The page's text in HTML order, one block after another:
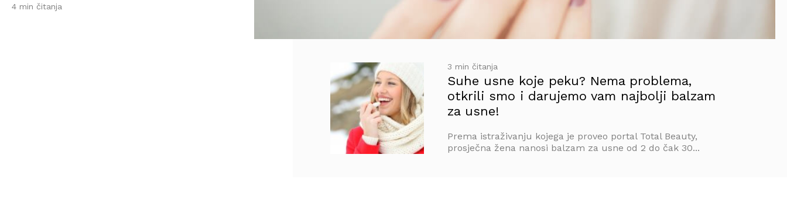
4 min čitanja
3 min čitanja
Suhe usne koje peku? Nema problema,
otkrili smo i darujemo vam najbolji balzam
za usne!
Prema istraživanju kojega je proveo portal Total Beauty,
prosječna žena nanosi balzam za usne od 2 do čak 30...